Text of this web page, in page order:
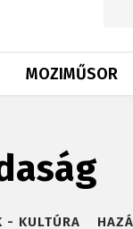
MOZIMŰSOR
- KULTÚRA